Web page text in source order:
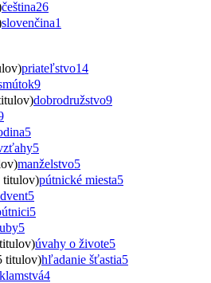
čeština26
slovenčina1
priateľstvo14
9
dobrodružstvo9
5
5
manželstvo5
titulov)pútnické miesta5
5
5
5
úvahy o živote5
titulov)hľadanie šťastia5
klamstvá4